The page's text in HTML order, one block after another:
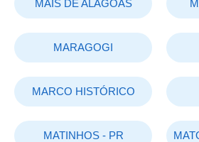
MAIS DE ALAGOAS
MARAGOGI
MARCO HISTÓRICO
MATINHOS - PR